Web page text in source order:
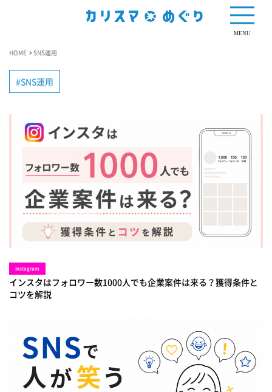
MENU
HOME SNS運用
SNS運用
Instagram
インスタはフォロワー数1000人でも企業案件は来る？獲得条件と
コツを解説